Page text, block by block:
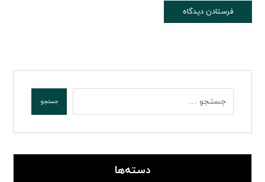
دسته‌ها